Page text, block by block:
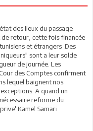
des lieux du passage
de retour, cette fois financée
et étrangers .Des
sont a leur solde
de journée. Les
des Comptes confirment
lequel baignent nos
A quand un
reforme du
Kamel Samari